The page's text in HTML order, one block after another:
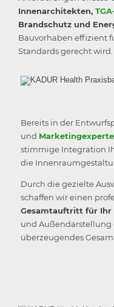
Innenarchitekten,
Brandschutz und
Bauvorhaben effizient
Standards gerecht wird.
Bereits in der
und
stimmige Integration
die
Durch die gezielte
schaffen wir einen
Gesamtauftritt für Ihr
und
überzeugendes